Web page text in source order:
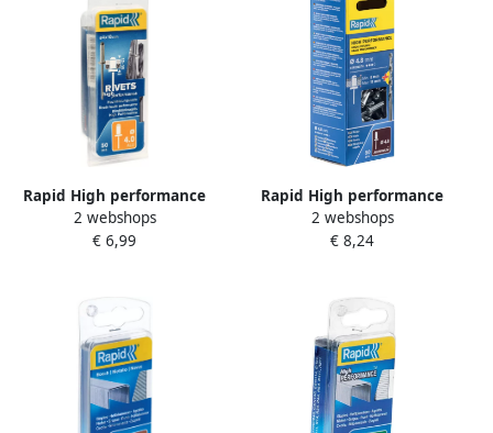
Rapid High performance
blindklinknagels Ø4 0 x 18
mm 50 stuks + boor
2 webshops
€ 6,99
Rapid High performance
blindklinknagels Ø4 8 x 14
mm 50 stuks + boor
2 webshops
€ 8,24